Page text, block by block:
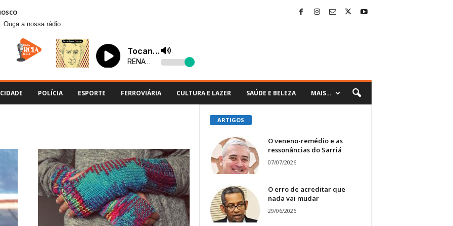
Ouça a nossa rádio
CIDADE POLÍCIA ESPORTE FERROVIÁRIA CULTURA E LAZER SAÚDE E BELEZA MAIS…
ARTIGOS
O veneno-remédio e as
ressonâncias do Sarriá
07/07/2026
O erro de acreditar que
nada vai mudar
29/06/2026